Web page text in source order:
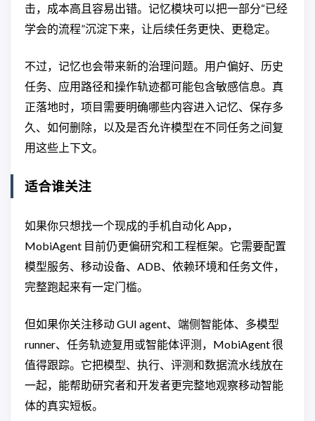
击，成本高且容易出错。记忆模块可以把一部分“已经
学会的流程”沉淀下来，让后续任务更快、更稳定。
不过，记忆也会带来新的治理问题。用户偏好、历史
任务、应用路径和操作轨迹都可能包含敏感信息。真
正落地时，项目需要明确哪些内容进入记忆、保存多
久、如何删除，以及是否允许模型在不同任务之间复
用这些上下文。
适合谁关注
如果你只想找一个现成的手机自动化 App，
MobiAgent 目前仍更偏研究和工程框架。它需要配置
模型服务、移动设备、ADB、依赖环境和任务文件，
完整跑起来有一定门槛。
但如果你关注移动 GUI agent、端侧智能体、多模型
runner、任务轨迹复用或智能体评测，MobiAgent 很
值得跟踪。它把模型、执行、评测和数据流水线放在
一起，能帮助研究者和开发者更完整地观察移动智能
体的真实短板。